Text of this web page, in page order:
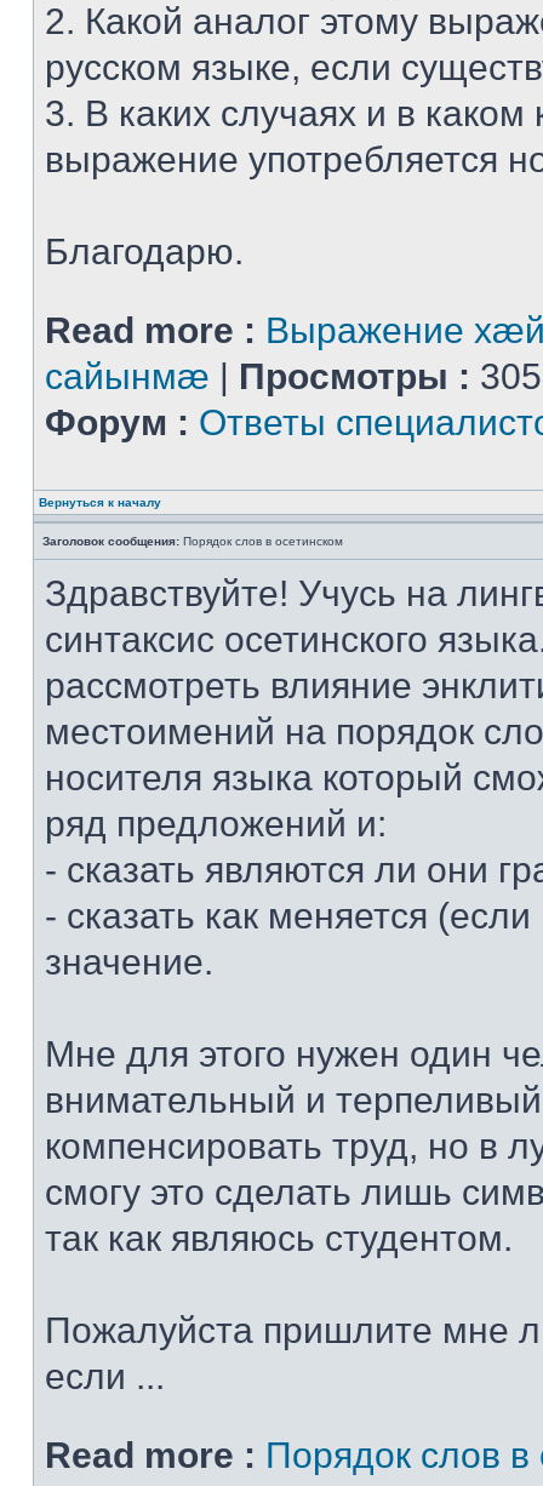
2. Какой аналог этому
русском языке, если
3. В каких случаях и в каком
выражение употребляется
Благодарю.
Read more : Выражение
сайынмæ | Просмотры :
Форум : Ответы
Вернуться к началу
Заголовок сообщения: Порядок слов в осетинском
Здравствуйте! Учусь на
синтаксис осетинского
рассмотреть влияние
местоимений на порядок
носителя языка который
ряд предложений и:
- сказать являются ли они
- сказать как меняется
значение.
Мне для этого нужен один
внимательный и
компенсировать труд, но в
смогу это сделать лишь
так как являюсь студентом.
Пожалуйста пришлите мне
если ...
Read more : Порядок слов в